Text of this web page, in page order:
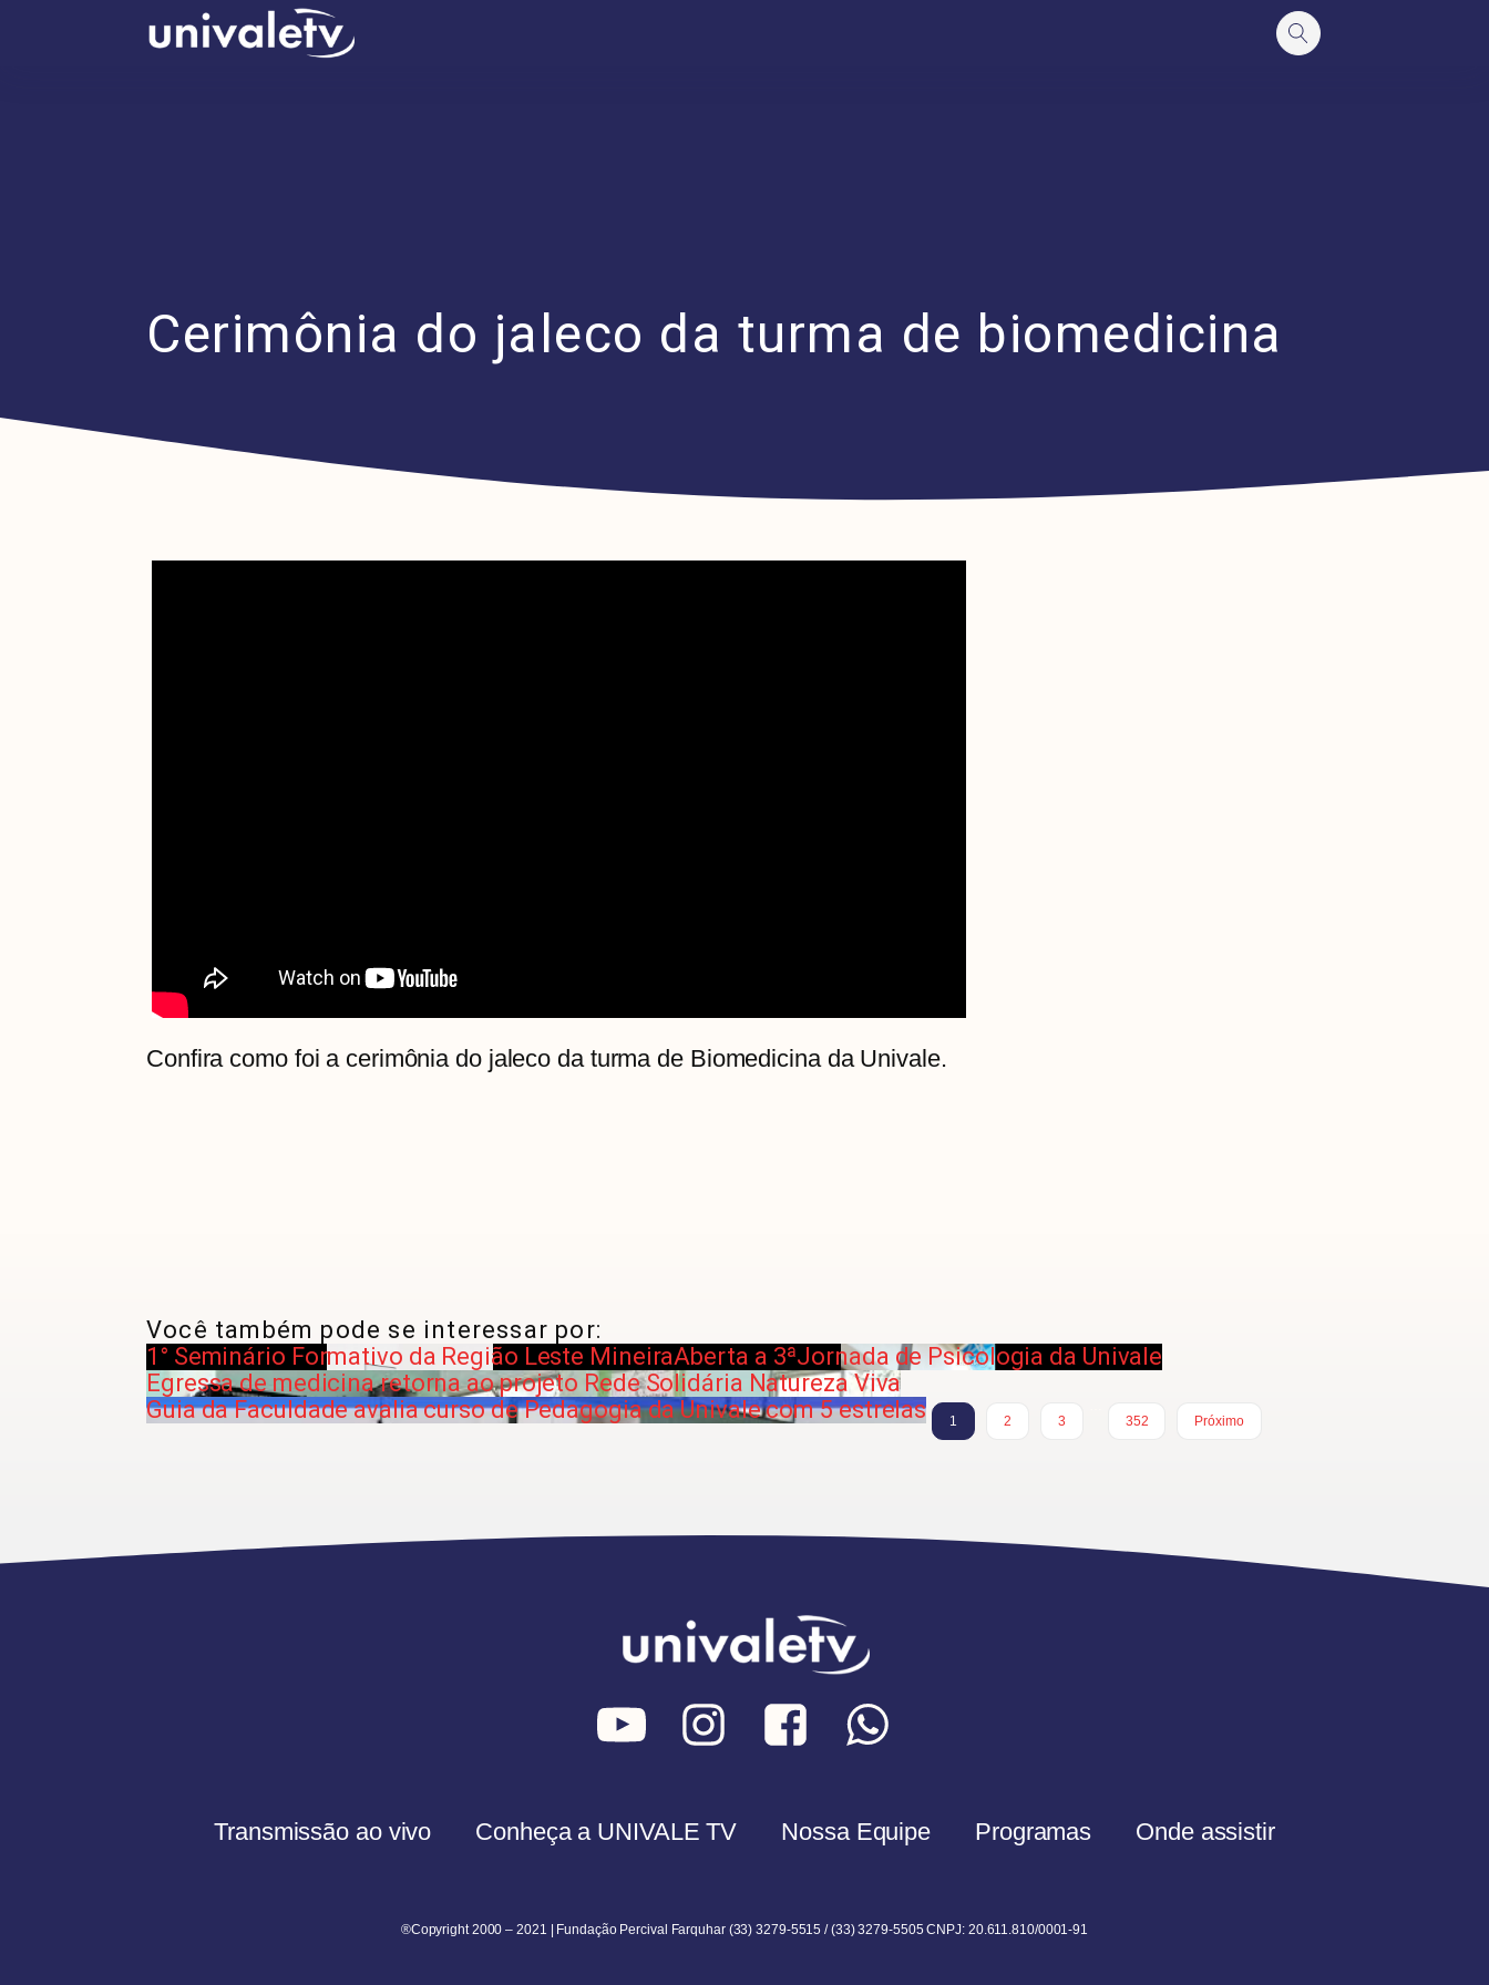
Cerimônia do jaleco da turma de biomedicina
Confira como foi a cerimônia do jaleco da turma de Biomedicina da Univale.
Você também pode se interessar por:
1° Seminário Formativo da Região Leste MineiraAberta a 3ªJornada de Psicologia da Univale
Egressa de medicina retorna ao projeto Rede Solidária Natureza Viva
Guia da Faculdade avalia curso de Pedagogia da Univale com 5 estrelas
1 2 3
352
Próximo
Transmissão ao vivo Conheça a UNIVALE TV Nossa Equipe Programas Onde assistir
®Copyright 2000 – 2021 | Fundação Percival Farquhar (33) 3279-5515 / (33) 3279-5505 CNPJ: 20.611.810/0001-91